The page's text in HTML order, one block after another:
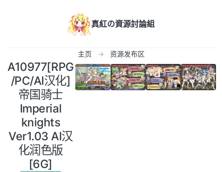
真紅の資源討論組
主页 资源发布区
A10977[RPG
/PC/AI汉化]
帝国骑士
Imperial
knights
Ver1.03 AI汉
化润色版
[6G]